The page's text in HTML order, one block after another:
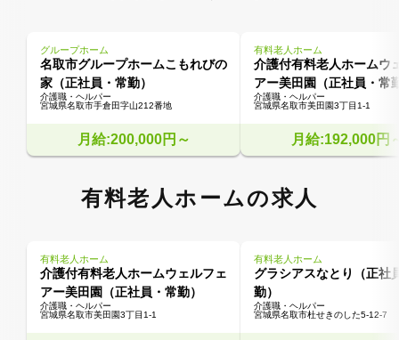
グループホーム
名取市グループホームこもれびの
家（正社員・常勤）
介護職・ヘルパー
宮城県名取市手倉田字山212番地
月給:200,000円～
有料老人ホーム
介護付有料老人ホームウ
アー美田園（正社員・常
介護職・ヘルパー
宮城県名取市美田園3丁目1-1
月給:192,000円
有料老人ホームの求人
有料老人ホーム
介護付有料老人ホームウェルフェ
アー美田園（正社員・常勤）
介護職・ヘルパー
宮城県名取市美田園3丁目1-1
有料老人ホーム
グラシアスなとり（正社
勤）
介護職・ヘルパー
宮城県名取市杜せきのした5-12-7